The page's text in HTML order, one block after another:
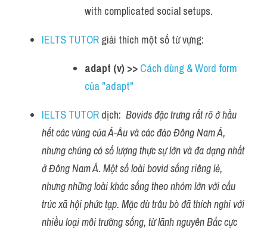
with complicated social setups.
IELTS TUTOR giải thích một số từ vựng:
adapt (v) >> Cách dùng & Word form
của "adapt"
IELTS TUTOR dịch: Bovids đặc trưng rất rõ ở hầu
hết các vùng của Á-Âu và các đảo Đông Nam Á,
nhưng chúng có số lượng thực sự lớn và đa dạng nhất
ở Đông Nam Á. Một số loài bovid sống riêng lẻ,
nhưng những loài khác sống theo nhóm lớn với cấu
trúc xã hội phức tạp. Mặc dù trâu bò đã thích nghi với
nhiều loại môi trường sống, từ lãnh nguyên Bắc cực